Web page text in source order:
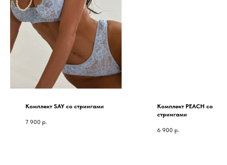
Комплект SAY со стрингами
7 900 р.
Комплект PEACH со
стрингами
6 900 р.